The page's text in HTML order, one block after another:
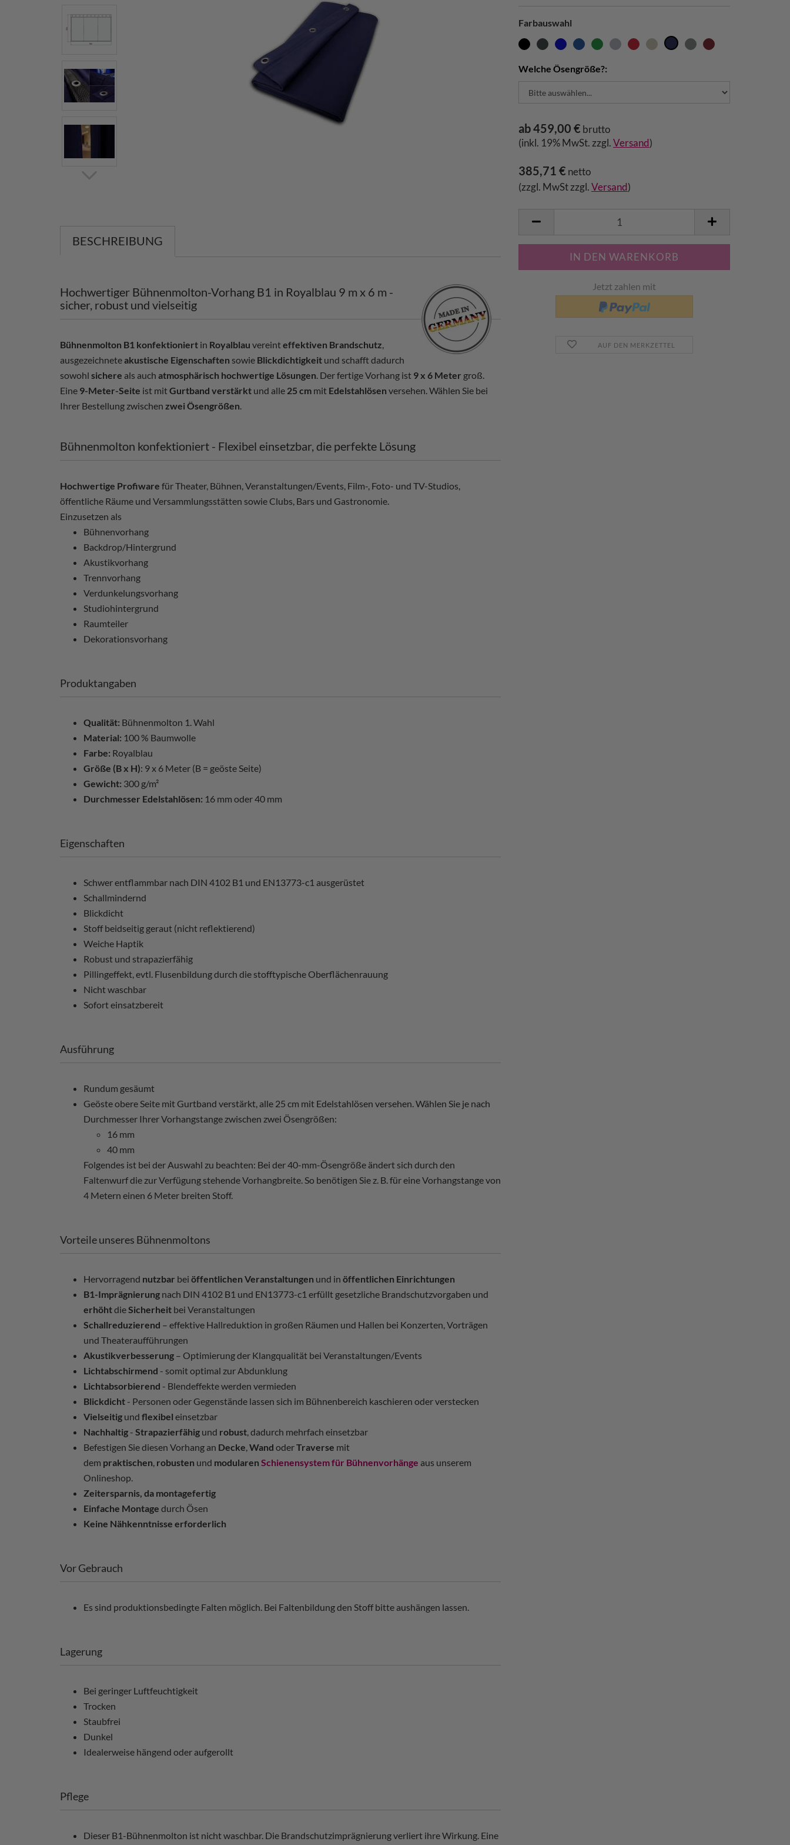
Farbauswahl
Welche Ösengröße?:
ab 459,00 € brutto
(inkl. 19% MwSt. zzgl. Versand)
385,71 € netto
(zzgl. MwSt zzgl. Versand )
Jetzt zahlen mit
AUF DEN MERKZETTEL
BESCHREIBUNG
Hochwertiger Bühnenmolton-Vorhang B1 in Royalblau 9 m x 6 m -
sicher, robust und vielseitig
Bühnenmolton B1 konfektioniert in Royalblau vereinteffektiven Brandschutz,
ausgezeichneteakustische Eigenschaften sowie Blickdichtigkeit und schafft dadurch
sowohl sichere als auch atmosphärisch hochwertige Lösungen. Der fertige Vorhang ist 9 x 6 Meter groß.
Eine 9-Meter-Seite ist mitGurtband verstärkt und alle 25 cm mit Edelstahlösen versehen. Wählen Sie bei
Ihrer Bestellung zwischen zwei Ösengrößen.
Bühnenmolton konfektioniert - Flexibel einsetzbar, die perfekte Lösung
Hochwertige Profiware für Theater, Bühnen, Veranstaltungen/Events, Film-, Foto- und TV-Studios,
öffentliche Räume und Versammlungsstätten sowie Clubs, Bars und Gastronomie.
Einzusetzen als
Bühnenvorhang
Backdrop/Hintergrund
Akustikvorhang
Trennvorhang
Verdunkelungsvorhang
Studiohintergrund
Raumteiler
Dekorationsvorhang
Produktangaben
Qualität: Bühnenmolton 1. Wahl
Material: 100 % Baumwolle
Farbe: Royalblau
Größe (B x H): 9 x 6 Meter (B = geöste Seite)
Gewicht: 300 g/m²
Durchmesser Edelstahlösen: 16 mm oder 40 mm
Eigenschaften
Schwer entflammbar nach DIN 4102 B1 und EN13773-c1 ausgerüstet
Schallmindernd
Blickdicht
Stoff beidseitig geraut (nicht reflektierend)
Weiche Haptik
Robust und strapazierfähig
Pillingeffekt, evtl. Flusenbildung durch die stofftypische Oberflächenrauung
Nicht waschbar
Sofort einsatzbereit
Ausführung
Rundum gesäumt
Geöste obere Seite mit Gurtband verstärkt, alle 25 cm mit Edelstahlösen versehen. Wählen Sie je nach
Durchmesser Ihrer Vorhangstange zwischen zwei Ösengrößen:
16 mm
40 mm
Folgendes ist bei der Auswahl zu beachten: Bei der 40-mm-Ösengröße ändert sich durch den
Faltenwurf die zur Verfügung stehende Vorhangbreite. So benötigen Sie z. B. für eine Vorhangstange von
4 Metern einen 6 Meter breiten Stoff.
Vorteile unseres Bühnenmoltons
Hervorragend nutzbar bei öffentlichen Veranstaltungen und in öffentlichen Einrichtungen
B1-Imprägnierung nach DIN 4102 B1 und EN13773-c1 erfüllt gesetzliche Brandschutzvorgaben und
erhöhtdieSicherheit bei Veranstaltungen
Schallreduzierend – effektive Hallreduktion in großen Räumen und Hallen bei Konzerten, Vorträgen
und Theateraufführungen
Akustikverbesserung – Optimierung der Klangqualität bei Veranstaltungen/Events
Lichtabschirmend - somit optimal zur Abdunklung
Lichtabsorbierend - Blendeffekte werden vermieden
Blickdicht - Personen oder Gegenstände lassen sich im Bühnenbereich kaschieren oder verstecken
Vielseitig und flexibel einsetzbar
Nachhaltig - Strapazierfähig und robust, dadurch mehrfach einsetzbar
Befestigen Sie diesen Vorhang an Decke,Wand oderTraverse mit
dem praktischen, robusten und modularen Schienensystem für Bühnenvorhänge aus unserem
Onlineshop.
Zeitersparnis, da montagefertig
Einfache Montage durch Ösen
Keine Nähkenntnisse erforderlich
Vor Gebrauch
Es sind produktionsbedingte Falten möglich. Bei Faltenbildung den Stoff bitte aushängen lassen.
Lagerung
Bei geringer Luftfeuchtigkeit
Trocken
Staubfrei
Dunkel
Idealerweise hängend oder aufgerollt
Pflege
Dieser B1-Bühnenmolton ist nicht waschbar. Die Brandschutzimprägnierung verliert ihre Wirkung. Eine